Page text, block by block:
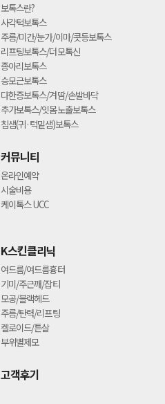
보톡스란?
사각턱보톡스
주름/미간/눈가/이마/콧등보톡스
리프팅보톡스/더모톡신
종아리보톡스
승모근보톡스
다한증보톡스/겨땀/손발바닥
추가보톡스/잇몸노출보톡스
침샘(귀·턱밑샘)보톡스
커뮤니티
온라인예약
시술비용
케이톡스 UCC
K스킨클리닉
여드름/여드름흉터
기미/주근깨/잡티
모공/블랙헤드
주름/탄력/리프팅
켈로이드/튼살
부위별제모
고객후기